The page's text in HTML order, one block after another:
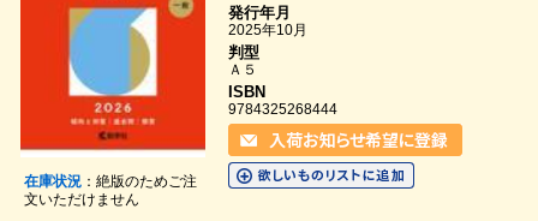
在庫状況：絶版のためご注
文いただけません
発行年月
2025年10月
判型
Ａ５
ISBN
9784325268444